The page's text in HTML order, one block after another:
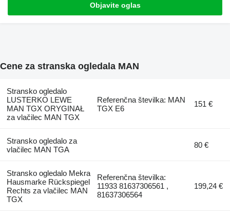
Objavite oglas
Cene za stranska ogledala MAN
Stransko ogledalo
LUSTERKO LEWE
MAN TGX ORYGINAŁ
za vlačilec MAN TGX
Referenčna številka: MAN
TGX E6
151 €
Stransko ogledalo za
vlačilec MAN TGA
80 €
Stransko ogledalo Mekra
Hausmarke Rückspiegel
Rechts za vlačilec MAN
TGX
Referenčna številka:
11933 81637306561 ,
81637306564
199,24 €